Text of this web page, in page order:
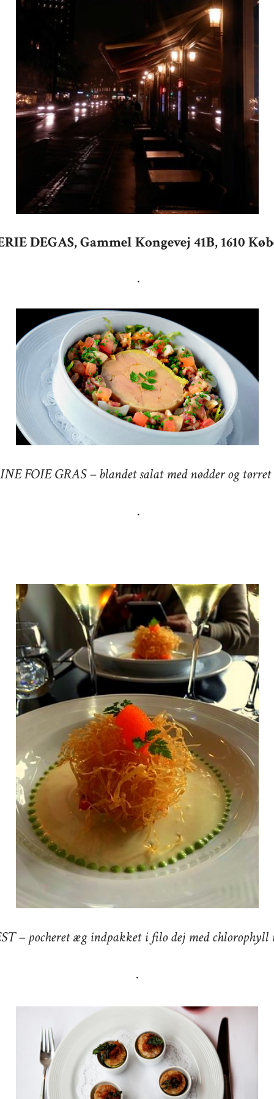
DEGAS, Gammel Kongevej 41B, 1610
·
FOIE GRAS – blandet salat med nødder og
·
– pocheret æg indpakket i filo dej med chlorophyll
·